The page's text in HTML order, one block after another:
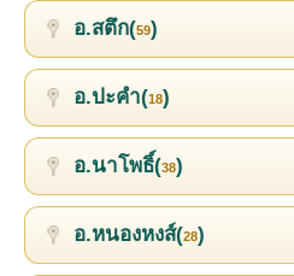
อ.สตึก(59)
อ.ปะคำ(18)
อ.นาโพธิ์(38)
อ.หนองหงส์(28)